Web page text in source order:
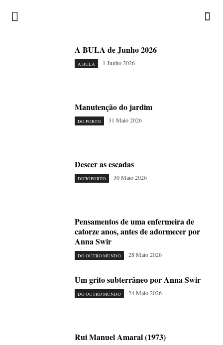
A BULA de Junho 2026
A BULA 1 Junho 2026
Manutenção do jardim
DO PORTO 31 Maio 2026
Descer as escadas
DICIOPORTO 30 Maio 2026
Pensamentos de uma enfermeira de
catorze anos, antes de adormecer por
Anna Swir
DO OUTRO MUNDO 28 Maio 2026
Um grito subterrâneo por Anna Swir
DO OUTRO MUNDO 24 Maio 2026
Rui Manuel Amaral (1973)